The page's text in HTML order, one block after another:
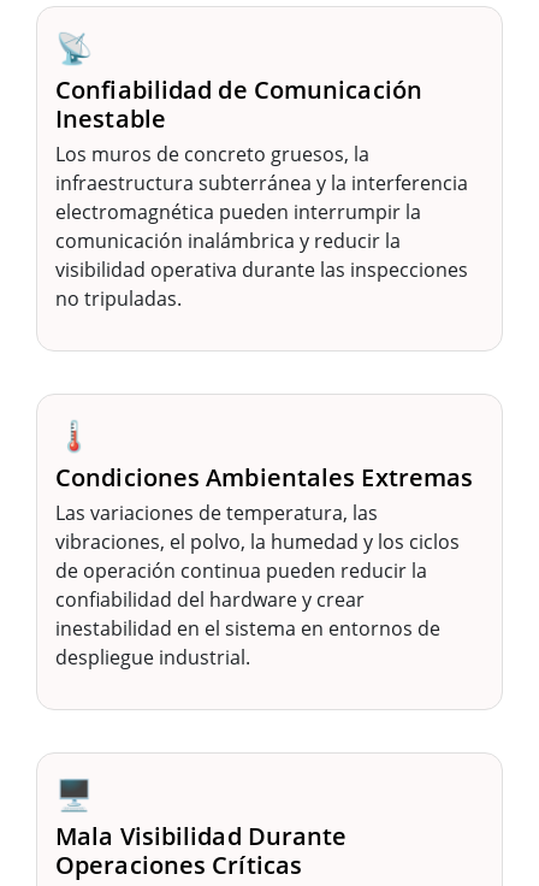
📡
Confiabilidad de Comunicación
Inestable
Los muros de concreto gruesos, la
infraestructura subterránea y la interferencia
electromagnética pueden interrumpir la
comunicación inalámbrica y reducir la
visibilidad operativa durante las inspecciones
no tripuladas.
🌡️
Condiciones Ambientales Extremas
Las variaciones de temperatura, las
vibraciones, el polvo, la humedad y los ciclos
de operación continua pueden reducir la
confiabilidad del hardware y crear
inestabilidad en el sistema en entornos de
despliegue industrial.
🖥️
Mala Visibilidad Durante
Operaciones Críticas